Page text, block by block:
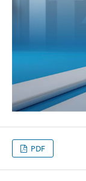
PDF